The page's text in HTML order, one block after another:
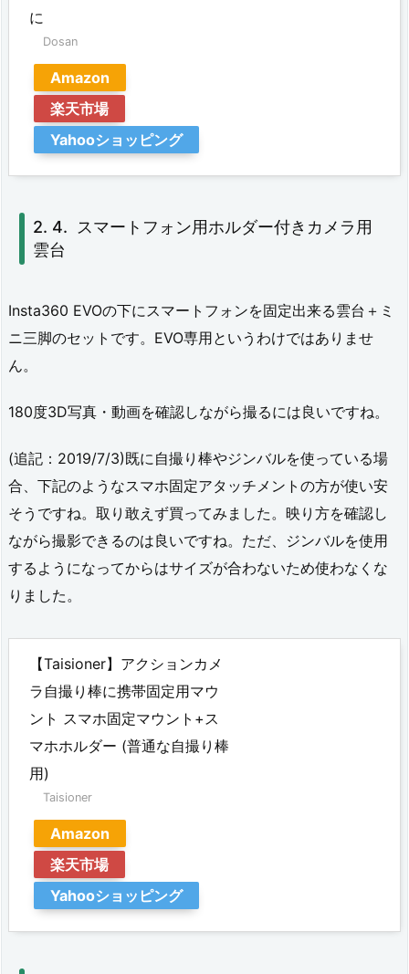
n
s
t
a
3
0
O
ー
ス
用
で
な
い
け
れ
ど、
ク
に
Dosan
Amazon
楽天市場
Yahooショッピング
スマートフォン用ホルダー付きカメラ用
雲台
Insta360 EVOの下にスマートフォンを固定出来る雲台＋ミ
ニ三脚のセットです。EVO専用というわけではありませ
ん。
180度3D写真・動画を確認しながら撮るには良いですね。
(追記：2019/7/3)既に自撮り棒やジンバルを使っている場
合、下記のようなスマホ固定アタッチメントの方が使い安
そうですね。取り敢えず買ってみました。映り方を確認し
ながら撮影できるのは良いですね。ただ、ジンバルを使用
するようになってからはサイズが合わないため使わなくな
りました。
【Taisioner】アクションカメ
ラ自撮り棒に携帯固定用マウ
ント スマホ固定マウント+ス
マホホルダー (普通な自撮り棒
用)
Taisioner
Amazon
楽天市場
Yahooショッピング